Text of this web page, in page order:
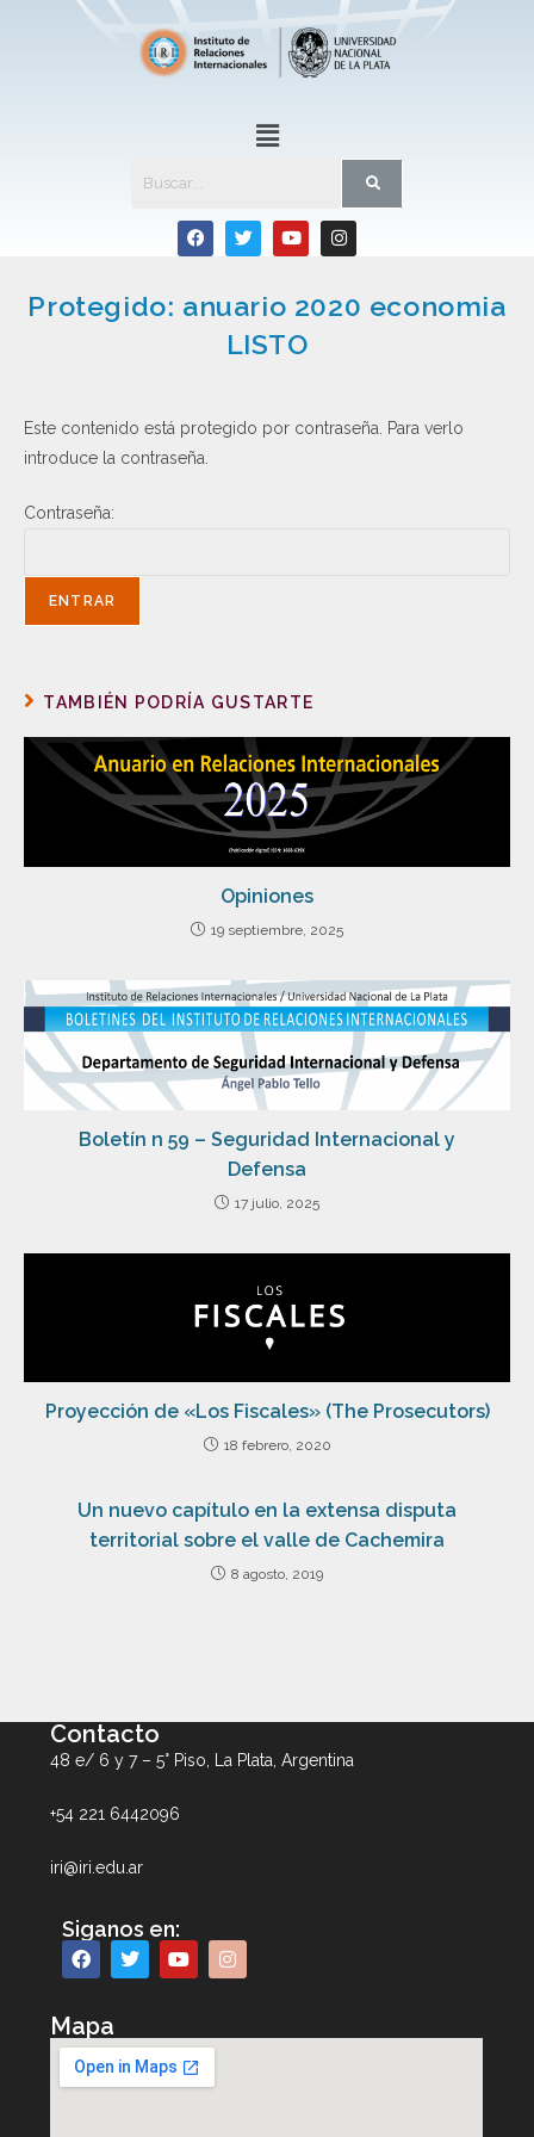
Protegido: anuario 2020 economia
LISTO
Este contenido está protegido por contraseña. Para verlo
introduce la contraseña.
Contraseña:
TAMBIÉN PODRÍA GUSTARTE
Opiniones
19 septiembre, 2025
Boletín n 59 – Seguridad Internacional y
Defensa
17 julio, 2025
Proyección de «Los Fiscales» (The Prosecutors)
18 febrero, 2020
Un nuevo capítulo en la extensa disputa
territorial sobre el valle de Cachemira
8 agosto, 2019
Contacto
48 e/ 6 y 7 – 5° Piso, La Plata, Argentina
+54 221 6442096
iri@iri.edu.ar
Siganos en:
Mapa